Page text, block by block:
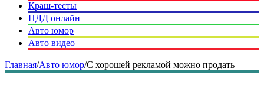
Краш-тесты
ПДД онлайн
Авто юмор
Авто видео
Главная/Авто юмор/С хорошей рекламой можно продать